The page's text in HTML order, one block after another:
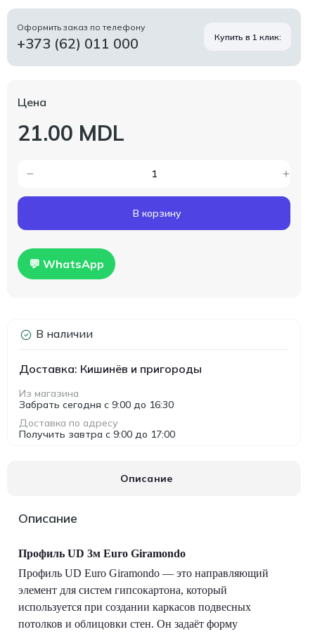
Оформить заказ по телефону
+373 (62) 011 000 Купить в 1 клик:
Цена
21.00 MDL
В корзину
💬 WhatsApp
В наличии
Доставка: Кишинёв и пригороды
Из магазина
Забрать сегодня с 9:00 до 16:30
Доставка по адресу
Получить завтра с 9:00 до 17:00
Описание
Описание
Профиль UD 3м Euro Giramondo
Профиль UD Euro Giramondo — это направляющий
элемент для систем гипсокартона, который
используется при создании каркасов подвесных
потолков и облицовки стен. Он задаёт форму